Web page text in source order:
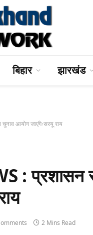
बिहार झारखंड
आयोग जाएंगेःसरयू राय
: प्रशासन
2 Mins Read